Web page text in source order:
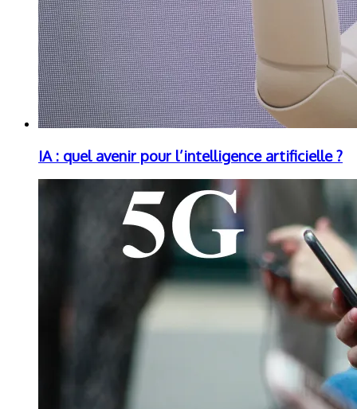
IA : quel avenir pour l’intelligence artificielle ?